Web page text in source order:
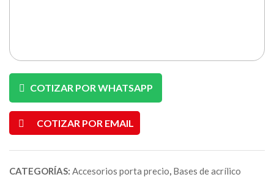
COTIZAR POR WHATSAPP
COTIZAR POR EMAIL
CATEGORÍAS: Accesorios porta precio, Bases de acrílico